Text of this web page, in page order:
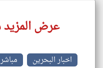
عرض المزيد
اخبار البحرين مباشر